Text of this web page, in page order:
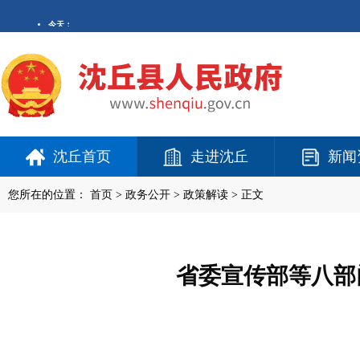
沈丘首页 走进沈丘 新
您所在的位置： 首页 > 政务公开 > 政策解读 > 正文
省委宣传部等八